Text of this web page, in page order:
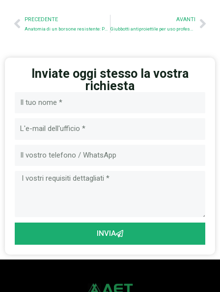
Prev
PRECEDENTE AVANTI
Inviate oggi stesso la vostra
richiesta
INVIA